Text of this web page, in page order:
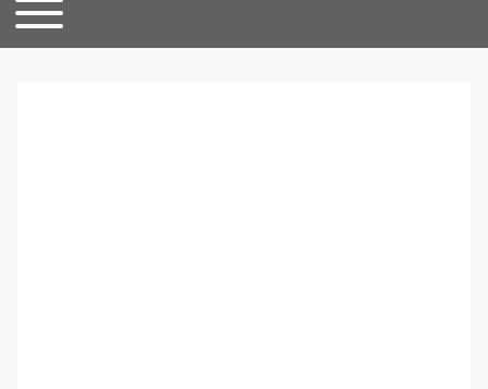
Close Search Block
Główna nawigacja